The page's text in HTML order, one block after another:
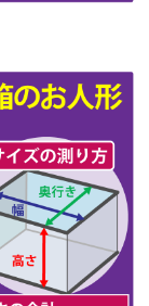
)
)
)
)